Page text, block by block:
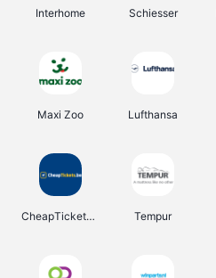
Interhome Schiesser
Maxi Zoo Lufthansa
CheapTickets.be Tempur